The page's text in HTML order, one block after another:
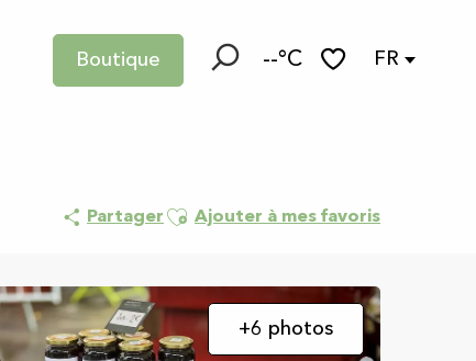
Boutique --°C FR
Partager Ajouter aux favoris
Ajouter à mes favoris
+6 photos